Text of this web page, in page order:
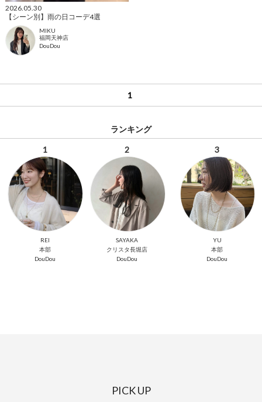
2026.05.30
【シーン別】雨の日コーデ4選
MIKU
福岡天神店
DouDou
1
ランキング
1
REI
本部
DouDou
2
SAYAKA
クリスタ長堀店
DouDou
3
YU
本部
DouDou
PICK UP